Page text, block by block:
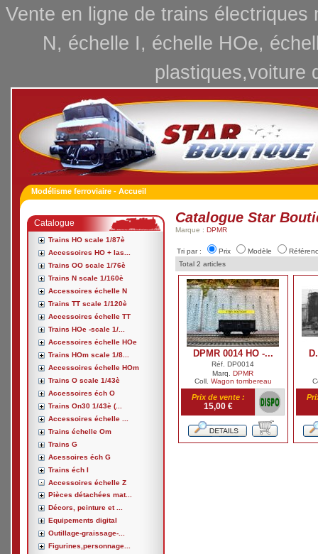
Vente en ligne de trains
N, échelle I, échelle HOe,
plastiques,voiture
Modélisme ferroviaire - Accueil
Catalogue
Trains HO scale 1/87è
Accessoires HO + las...
Trains OO scale 1/76è
Trains N scale 1/160è
Accessoires échelle N
Trains TT scale 1/120è
Accessoires échelle TT
Trains HOe -scale 1/...
Accessoires échelle HOe
Trains HOm scale 1/8...
Accessoires échelle HOm
Trains O scale 1/43è
Accessoires éch O
Trains On30 1/43è (...
Accessoires échelle ...
Trains échelle Om
Trains G
Acessoires éch G
Trains éch I
Accessoires échelle Z
Pièces détachées mat...
Décors, peinture et ...
Equipements digital
Outillage-graissage-...
Figurines,personnage...
Catalogue Star
Marque : DPMR
Tri par : Prix Modèle
Total 2 articles
DPMR 0014 HO -...
Réf. DP0014
Marq. DPMR
Coll. Wagon tombereau
Prix de vente :
15,00 €